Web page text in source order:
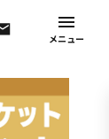
メニュー